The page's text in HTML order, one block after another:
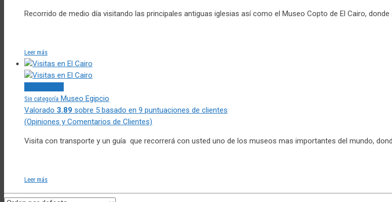
Recorrido de medio día visitando las principales antiguas iglesias así como el Museo Copto de El Cairo,
Leer más
Sin categoría Museo Egipcio
Valorado 3.89 sobre 5 basado en 9 puntuaciones de clientes
(Opiniones y Comentarios de Clientes)
Visita con transporte y un guía que recorrerá con usted uno de los museos mas importantes del mundo,
Leer más